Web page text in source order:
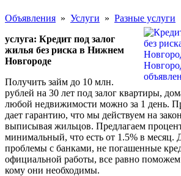
Объявления » Услуги » Разные услуги
услуга: Кредит под залог
жилья без риска в Нижнем
Новгороде
Получить займ до 10 млн.
рублей на 30 лет под залог квартиры,
любой недвижимости можно за 1 день.
дает гарантию, что мы действуем на
выписывая жильцов. Предлагаем
минимальный, что есть от 1.5% в месяц.
проблемы с банками, не погашенные
официальной работы, все равно
кому они необходимы.